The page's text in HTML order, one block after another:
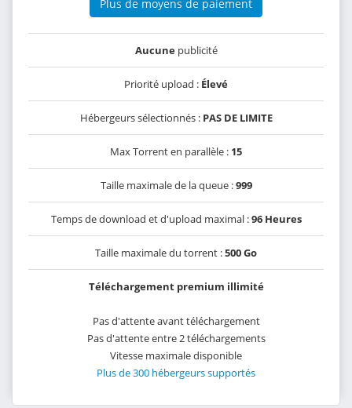
Plus de moyens de paiement
Aucunepublicité
Priorité upload : Élevé
Hébergeurs sélectionnés : PAS DE LIMITE
Max Torrent en parallèle : 15
Taille maximale de la queue :999
Temps de download et d'upload maximal :96 Heures
Taille maximale du torrent :500 Go
Téléchargement premium illimité
Pas d'attente avant téléchargement
Pas d'attente entre 2 téléchargements
Vitesse maximale disponible
Plus de 300 hébergeurs supportés